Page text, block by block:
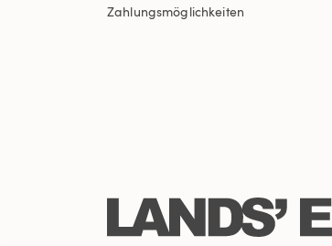
Zahlungsmöglichkeiten